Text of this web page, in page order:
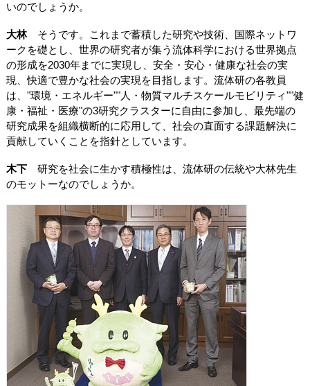
いのでしょうか。
大林そうです。これまで蓄積した研究や技術、国際ネットワ
ークを礎とし、世界の研究者が集う流体科学における世界拠点
の形成を2030年までに実現し、安全・安心・健康な社会の実
現、快適で豊かな社会の実現を目指します。流体研の各教員
は、"環境・エネルギー""人・物質マルチスケールモビリティ""健
康・福祉・医療"の3研究クラスターに自由に参加し、最先端の
研究成果を組織横断的に応用して、社会の直面する課題解決に
貢献していくことを指針としています。
木下研究を社会に生かす積極性は、流体研の伝統や大林先生
のモットーなのでしょうか。